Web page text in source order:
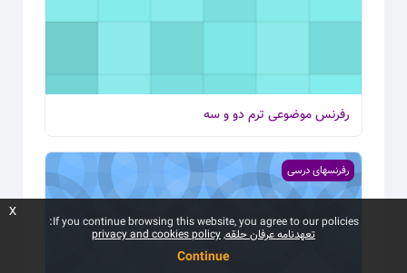
رفرنس موضوعی ترم دو و سه
تصویر درس رفرنس موضوعی ترم چهار و پنج
رفرنسهای درسی
If you continue browsing this website, you agree to our policies:
تعهدنامه عرفان حلقه privacy and cookies policy
Continue
x